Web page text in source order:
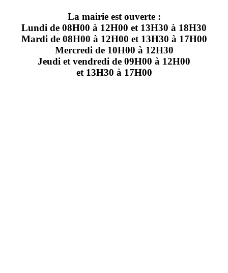
La mairie est ouverte :
Lundi de 08H00 à 12H00 et 13H30 à 18H30
Mardi de 08H00 à 12H00 et 13H30 à 17H00
Mercredi de 10H00 à 12H30
Jeudi et vendredi de 09H00 à 12H00
et 13H30 à 17H00